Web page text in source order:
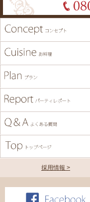
採用情報 >